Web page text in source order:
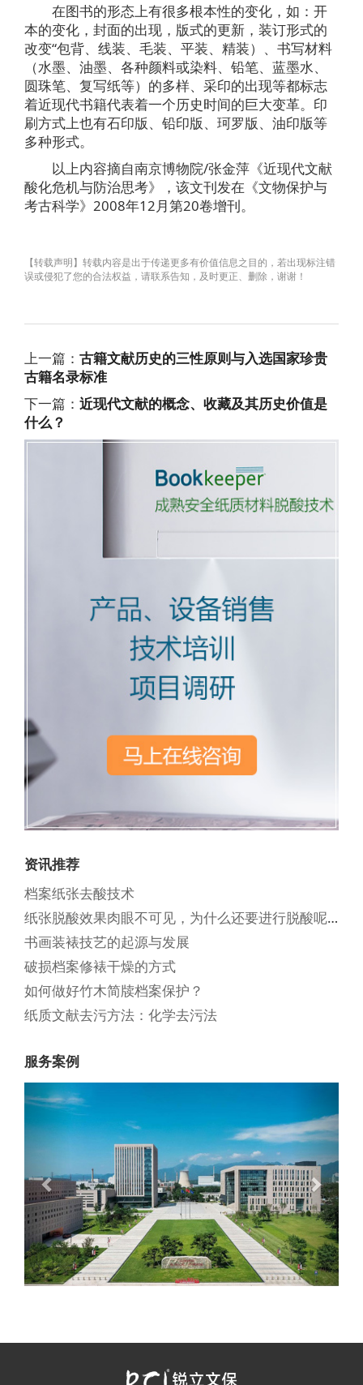
在图书的形态上有很多根本性的变化，如：开
本的变化，封面的出现，版式的更新，装订形式的
改变“包背、线装、毛装、平装、精装）、书写材料
（水墨、油墨、各种颜料或染料、铅笔、蓝墨水、
圆珠笔、复写纸等）的多样、采印的出现等都标志
着近现代书籍代表着一个历史时间的巨大变革。印
刷方式上也有石印版、铅印版、珂罗版、油印版等
多种形式。
以上内容摘自南京博物院/张金萍《近现代文献
酸化危机与防治思考》，该文刊发在《文物保护与
考古科学》2008年12月第20卷增刊。
【转载声明】转载内容是出于传递更多有价值信息之目的，若出现标注错
误或侵犯了您的合法权益，请联系告知，及时更正、删除，谢谢！
上一篇： 古籍文献历史的三性原则与入选国家珍贵
古籍名录标准
下一篇： 近现代文献的概念、收藏及其历史价值是
什么？
资讯推荐
档案纸张去酸技术
纸张脱酸效果肉眼不可见，为什么还要进行脱酸呢？
书画装裱技艺的起源与发展
破损档案修裱干燥的方式
如何做好竹木简牍档案保护？
纸质文献去污方法：化学去污法
服务案例
Previous